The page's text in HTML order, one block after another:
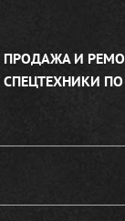
ПРОДАЖА И
СПЕЦТЕХНИКИ